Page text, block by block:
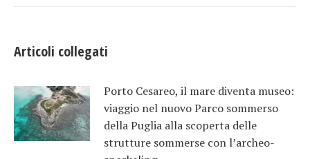
Articoli collegati
Porto Cesareo, il mare diventa museo:
viaggio nel nuovo Parco sommerso
della Puglia alla scoperta delle
strutture sommerse con l’archeo-